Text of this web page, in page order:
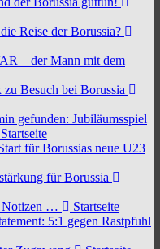
Reise der Borussia?
– der Mann mit dem
Besuch bei Borussia
gefunden: Jubiläumsspiel
Startseite
für Borussias neue U23
für Borussia
Notizen …
Startseite
5:1 gegen Rastpfuhl